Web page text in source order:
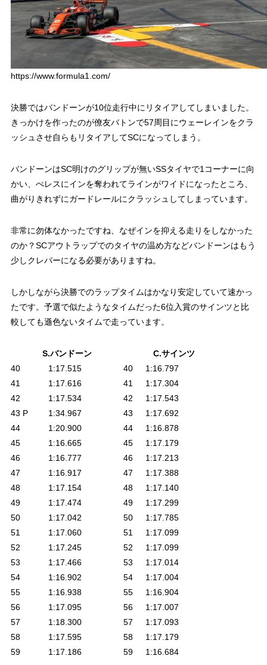
https://www.formula1.com/
決勝ではバンドーンが10位走行中にリタイアしてしまいました。
きっかけを作ったのが僚友バトンで57周目にウェーレインをクラ
ッシュさせ自らもリタイアしてSCになってしまう。
バンドーンはSC明けのグリップが無いSSタイヤで1コーナーに向
かい、ぺレスにインを奪われてラインがワイドになったところ、
曲がりきれずにガードレールにクラッシュしてしまっています。
非常に勿体なかったですね、なぜインを抑える走りをしなかった
のか？SCアウトラップでのタイヤの温め方などバンドーンはもう
少しクレバーになる必要がありますね。
しかしながら決勝でのラップタイムはかなり安定していて速かっ
たです。予選で似たようなタイムだった6位入賞のサインツと比
較しても遜色ないタイムで走っています。
S.バンドーン
C.サインツ
40
1:17.515 40
1:16.797
41
1:17.616 41
1:17.304
42
1:17.534 42
1:17.543
43 P
1:34.967 43
1:17.692
44
1:20.900 44
1:16.878
45
1:16.665 45
1:17.179
46
1:16.777 46
1:17.213
47
1:16.917 47
1:17.388
48
1:17.154 48
1:17.140
49
1:17.474 49
1:17.299
50
1:17.042 50
1:17.785
51
1:17.060 51
1:17.099
52
1:17.245 52
1:17.099
53
1:17.466 53
1:17.014
54
1:16.902 54
1:17.004
55
1:16.938 55
1:16.904
56
1:17.095 56
1:17.007
57
1:18.300 57
1:17.093
58
1:17.595 58
1:17.179
59
1:17.186 59 1:16.684